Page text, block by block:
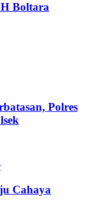
Boltara
Polres
Cahaya